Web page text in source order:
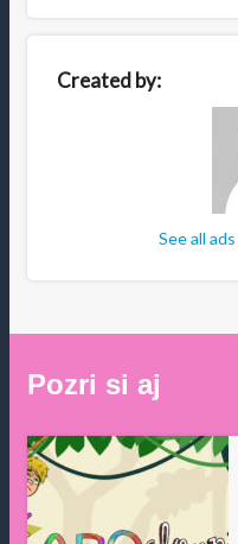
Created by:
See all
Pozri si aj